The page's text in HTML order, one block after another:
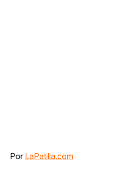
Por LaPatilla.com